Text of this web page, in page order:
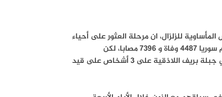
للزلزال، ان مرحلة العثور على أحياء
انتهت وبدات مرحلة انتشال جثث الضحايا، الذين فاق عددهم في عموم سوريا 4487 وفاة و 7396 مصابا، لكن
المعجزات تحدث فعثرت فرق الإنقاذ التابعة لحكومة النظام السوري في جبلة بريف اللاذقية على 3 أشخاص على قيد